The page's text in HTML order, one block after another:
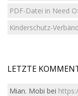
PDF-Datei in Need
Kinderschutz-
LETZTE
Mian. Mobi bei